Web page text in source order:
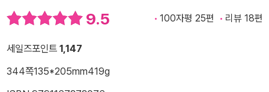
9.5 100자평 25편 리뷰 18편
세일즈포인트 1,147
344쪽135*205mm419g